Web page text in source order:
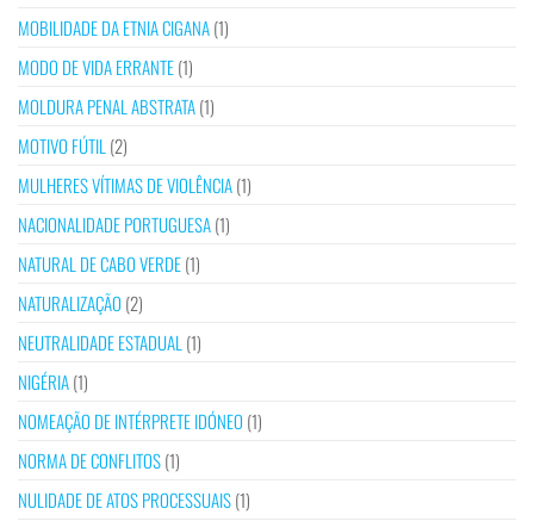
MOBILIDADE DA ETNIA CIGANA(1)
MODO DE VIDA ERRANTE(1)
MOLDURA PENAL ABSTRATA(1)
MOTIVO FÚTIL (2)
MULHERES VÍTIMAS DE VIOLÊNCIA(1)
NACIONALIDADE PORTUGUESA(1)
NATURAL DE CABO VERDE(1)
NATURALIZAÇÃO (2)
NEUTRALIDADE ESTADUAL (1)
NIGÉRIA(1)
NOMEAÇÃO DE INTÉRPRETE IDÓNEO (1)
NORMA DE CONFLITOS(1)
NULIDADE DE ATOS PROCESSUAIS(1)